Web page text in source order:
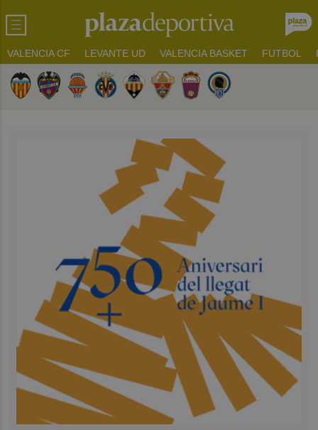
VALENCIA CF LEVANTE UD VALENCIA BASKET FUTBOL